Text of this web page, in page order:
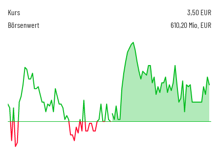
Kurs 3,50 EUR
Börsenwert
610,20 Mio. EUR